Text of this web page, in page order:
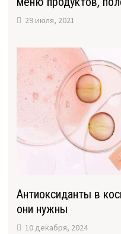
29 июля, 2021
Антиоксиданты в
они нужны
10 декабря, 2024